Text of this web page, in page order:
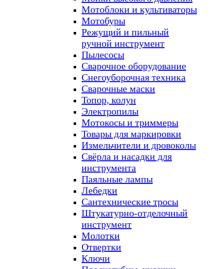
Мотоблоки и культиваторы
Мотобуры
Режущий и пильный
ручной инструмент
Пылесосы
Сварочное оборудование
Снегоуборочная техника
Сварочные маски
Топор, колун
Электропилы
Мотокосы и триммеры
Товары для маркировки
Измельчители и дровоколы
Свёрла и насадки для
инструмента
Паяльные лампы
Лебедки
Сантехнические тросы
Штукатурно-отделочный
инструмент
Молотки
Отвертки
Ключи